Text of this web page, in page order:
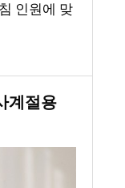
인원에 맞
계절용